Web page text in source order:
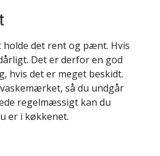
det rent og pænt. Hvis
Det er derfor en god
hvis det er meget beskidt.
så du undgår
regelmæssigt kan du
er i køkkenet.